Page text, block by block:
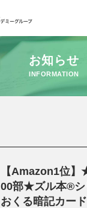
お知らせ
INFORMATION
【Amazon1位
00部★ズル本®シ
おくる暗記カー